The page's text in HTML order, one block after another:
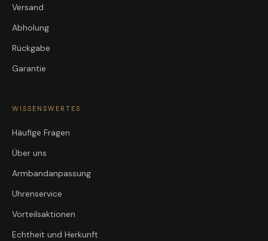
Versand
Abholung
Rückgabe
Garantie
WISSENSWERTES
Häufige Fragen
Über uns
Armbandanpassung
Uhrenservice
Vorteilsaktionen
Echtheit und Herkunft